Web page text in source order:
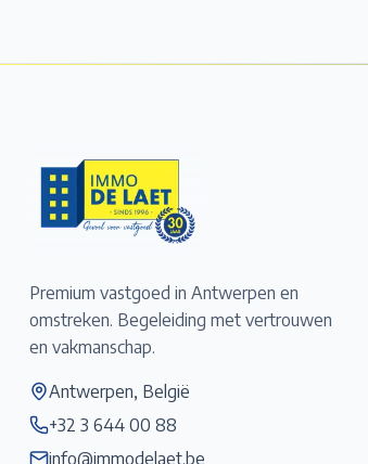
Premium vastgoed in Antwerpen en
omstreken. Begeleiding met vertrouwen
en vakmanschap.
Antwerpen, België
+32 3 644 00 88
info@immodelaet.be